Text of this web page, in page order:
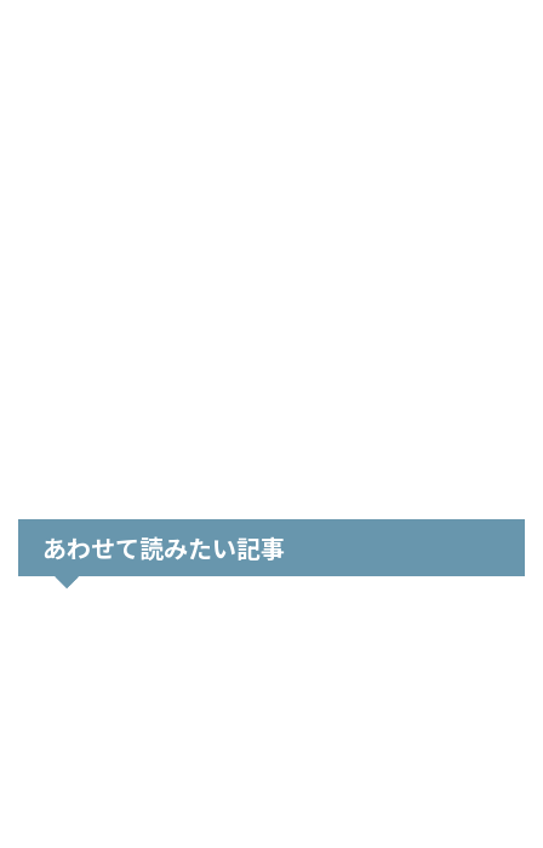
あわせて読みたい記事